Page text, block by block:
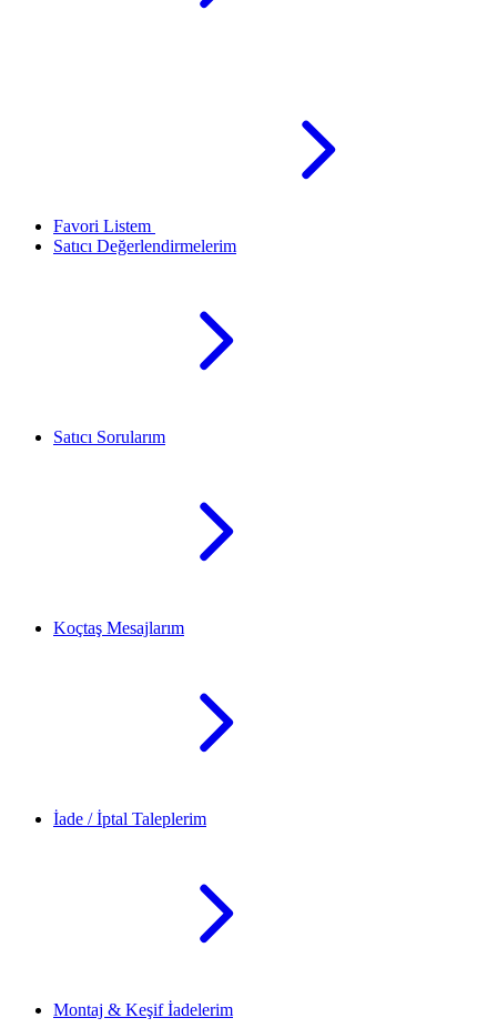
Favori Listem
Satıcı Değerlendirmelerim
Satıcı Sorularım
Koçtaş Mesajlarım
İade / İptal Taleplerim
Montaj & Keşif İadelerim